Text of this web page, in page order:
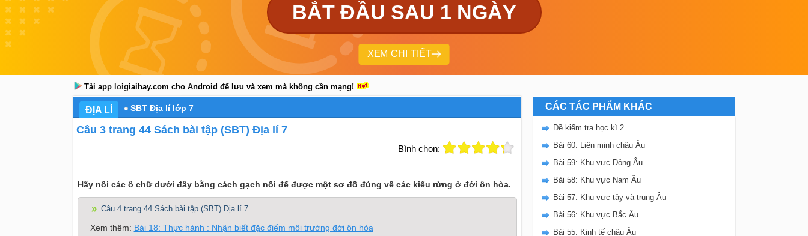
BẮT ĐẦU SAU 1 NGÀY
XEM CHI TIẾT
Tải app loigiaihay.com cho Android để lưu và xem mà không cần mạng!
ĐỊA LÍ SBT Địa lí lớp 7
Câu 3 trang 44 Sách bài tập (SBT) Địa lí 7
Bình chọn:
Hãy nối các ô chữ dưới đây bằng cách gạch nối để được một sơ đồ đúng về các kiểu rừng ở đới ôn hòa.
Câu 4 trang 44 Sách bài tập (SBT) Địa lí 7
Xem thêm: Bài 18: Thực hành : Nhận biết đặc điểm môi trường đới ôn hòa
CÁC TÁC PHẨM KHÁC
Đề kiểm tra học kì 2
Bài 60: Liên minh châu Âu
Bài 59: Khu vực Đông Âu
Bài 58: Khu vực Nam Âu
Bài 57: Khu vực tây và trung Âu
Bài 56: Khu vực Bắc Âu
Bài 55: Kinh tế châu Âu